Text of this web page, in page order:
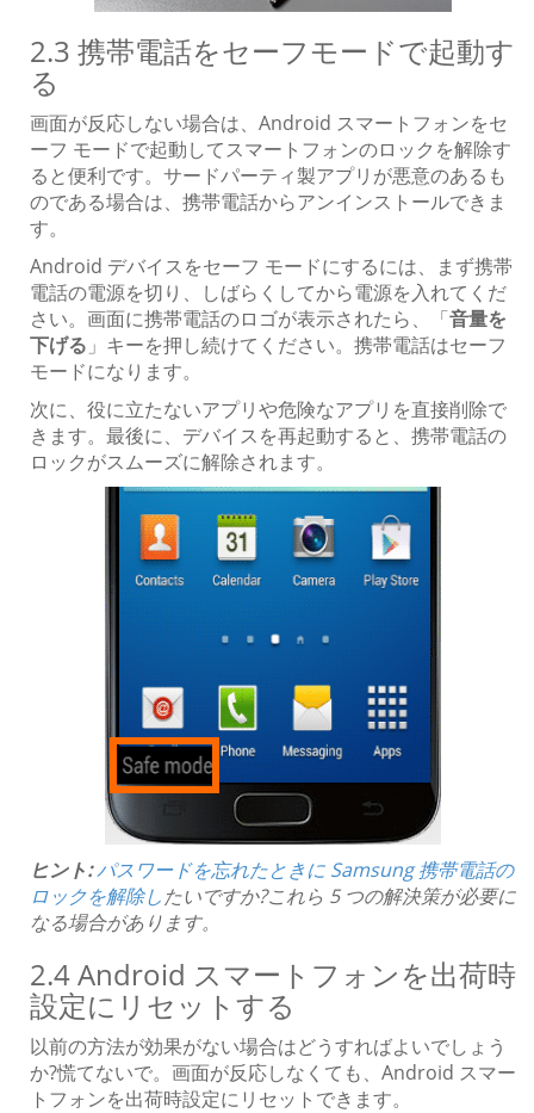
2.3 携帯電話をセーフモードで起動す
る
画面が反応しない場合は、Android スマートフォンをセ
ーフ モードで起動してスマートフォンのロックを解除す
ると便利です。サードパーティ製アプリが悪意のあるも
のである場合は、携帯電話からアンインストールできま
す。
Android デバイスをセーフ モードにするには、まず携帯
電話の電源を切り、しばらくしてから電源を入れてくだ
さい。画面に携帯電話のロゴが表示されたら、「音量を
下げる 」キーを押し続けてください。携帯電話はセーフ
モードになります。
次に、役に立たないアプリや危険なアプリを直接削除で
きます。最後に、デバイスを再起動すると、携帯電話の
ロックがスムーズに解除されます。
ヒント:パスワードを忘れたときに Samsung 携帯電話の
ロックを解除したいですか?これら 5 つの解決策が必要に
なる場合があります。
2.4 Android スマートフォンを出荷時
設定にリセットする
以前の方法が効果がない場合はどうすればよいでしょう
か?慌てないで。画面が反応しなくても、Android スマー
トフォンを出荷時設定にリセットできます。